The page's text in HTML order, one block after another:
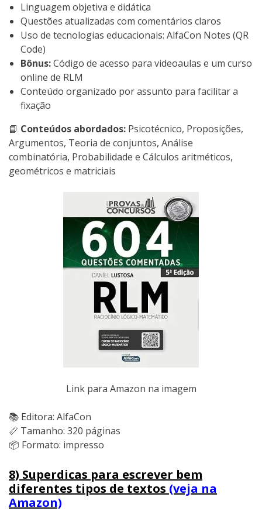
Linguagem objetiva e didática
Questões atualizadas com comentários claros
Uso de tecnologias educacionais: AlfaCon Notes (QR
Code)
Bônus:Código de acesso para videoaulas e um curso
online de RLM
Conteúdo organizado por assunto para facilitar a
fixação
📘 Conteúdos abordados: Psicotécnico, Proposições,
Argumentos, Teoria de conjuntos, Análise
combinatória, Probabilidade e Cálculos aritméticos,
geométricos e matriciais
Link para Amazon na imagem
📚 Editora: AlfaCon
📏 Tamanho: 320 páginas
📦 Formato: impresso
8) Superdicas para escrever bem
diferentes tipos de textos (veja na
Amazon)